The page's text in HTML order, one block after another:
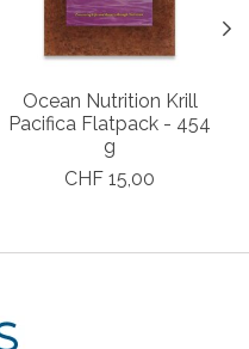
Ocean Nutrition Krill
Pacifica Flatpack - 454
g
CHF 15,00